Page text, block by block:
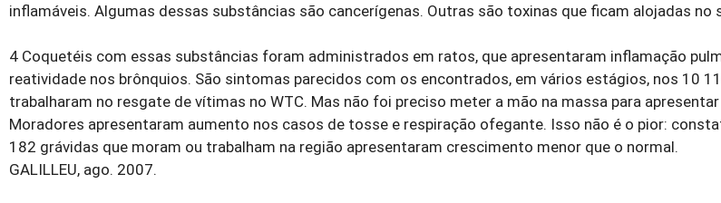
inflamáveis. Algumas dessas substâncias são cancerígenas. Outras são toxinas que ficam alojadas no
4 Coquetéis com essas substâncias foram administrados em ratos, que apresentaram inflamação
reatividade nos brônquios. São sintomas parecidos com os encontrados, em vários estágios, nos 10
trabalharam no resgate de vítimas no WTC. Mas não foi preciso meter a mão na massa para
Moradores apresentaram aumento nos casos de tosse e respiração ofegante. Isso não é o pior:
182 grávidas que moram ou trabalham na região apresentaram crescimento menor que o normal.
GALILLEU, ago. 2007.